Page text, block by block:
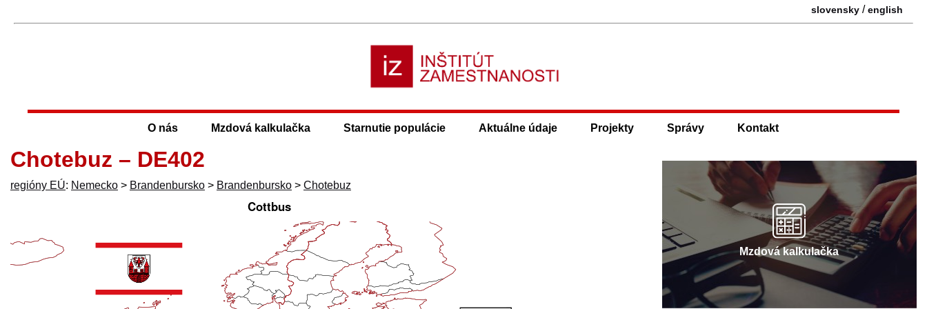
slovensky /english
O nás Mzdová kalkulačka Starnutie populácie Aktuálne údaje Projekty Správy Kontakt
Chotebuz – DE402
regióny EÚ: Nemecko > Brandenbursko > Brandenbursko > Chotebuz
Mzdová kalkulačka